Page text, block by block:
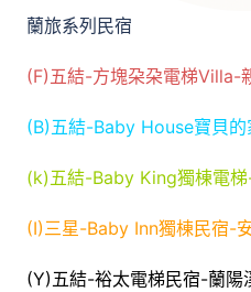
蘭旅系列民宿
(F)五結-方塊朶朶電梯Villa-
(B)五結-Baby House寶貝
(k)五結-Baby King獨棟電
(I)三星-Baby Inn獨棟民宿-
(Y)五結-裕太電梯民宿-蘭陽